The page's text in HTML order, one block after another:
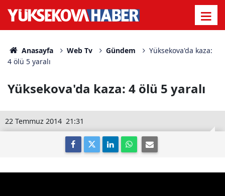
Anasayfa Web Tv Gündem
Yüksekova'da kaza:
4 ölü 5 yaralı
Yüksekova'da kaza: 4 ölü 5 yaralı
21:31
22 Temmuz 2014